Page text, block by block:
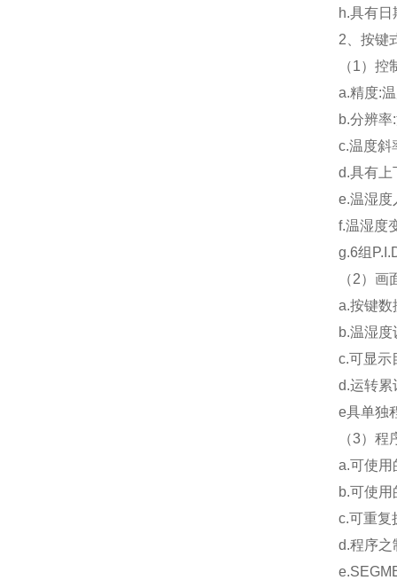
h.具有
2、按键
（1）控
a.精度:
b.分辨
c.温度斜
d.具有上
e.温湿度
f.温湿度
g.6组
（2）画
a.按键数
b.温湿
c.可显示
d.运转累
e具单独
（3）程
a.可使用
b.可使
c.可重复
d.程序之